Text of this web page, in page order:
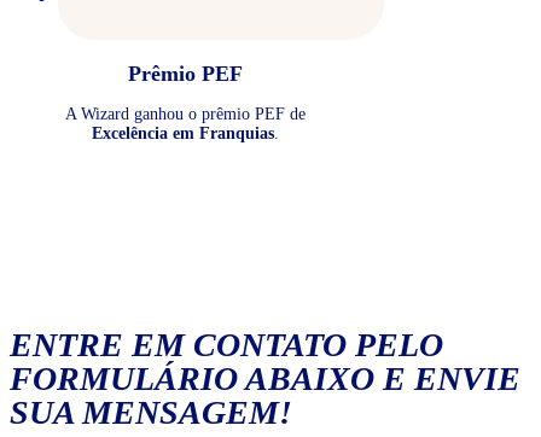
Prêmio PEF
A Wizard ganhou o prêmio PEF de
Excelência em Franquias.
ENTRE EM CONTATO PELO
FORMULÁRIO ABAIXO E ENVIE
SUA MENSAGEM!